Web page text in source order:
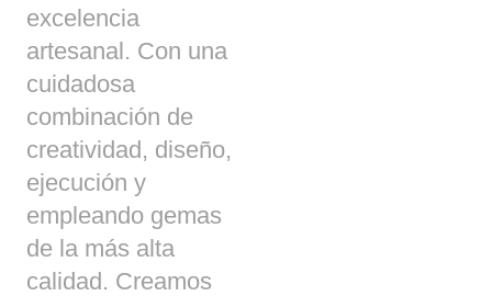
excelencia
artesanal. Con una
cuidadosa
combinación de
creatividad, diseño,
ejecución y
empleando gemas
de la más alta
calidad. Creamos